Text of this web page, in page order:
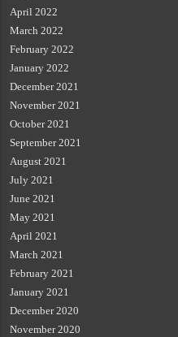
April 2022
March 2022
February 2022
January 2022
December 2021
November 2021
October 2021
September 2021
August 2021
July 2021
June 2021
May 2021
April 2021
March 2021
February 2021
January 2021
December 2020
November 2020